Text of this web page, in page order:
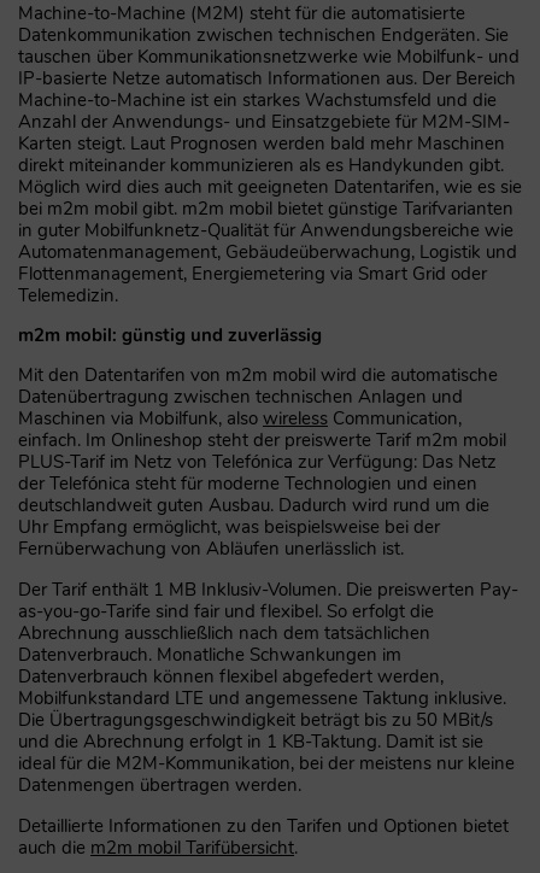
Machine-to-Machine (M2M) steht für die automatisierte
Datenkommunikation zwischen technischen Endgeräten. Sie
tauschen über Kommunikationsnetzwerke wie Mobilfunk- und
IP-basierte Netze automatisch Informationen aus. Der Bereich
Machine-to-Machine ist ein starkes Wachstumsfeld und die
Anzahl der Anwendungs- und Einsatzgebiete für M2M-SIM-
Karten steigt. Laut Prognosen werden bald mehr Maschinen
direkt miteinander kommunizieren als es Handykunden gibt.
Möglich wird dies auch mit geeigneten Datentarifen, wie es sie
bei m2m mobil gibt. m2m mobil bietet günstige Tarifvarianten
in guter Mobilfunknetz-Qualität für Anwendungsbereiche wie
Automatenmanagement, Gebäudeüberwachung, Logistik und
Flottenmanagement, Energiemetering via Smart Grid oder
Telemedizin.
m2m mobil: günstig und zuverlässig
Mit den Datentarifen von m2m mobil wird die automatische
Datenübertragung zwischen technischen Anlagen und
Maschinen via Mobilfunk, also wireless Communication,
einfach. Im Onlineshop steht der preiswerte Tarif m2m mobil
PLUS-Tarif im Netz von Telefónica zur Verfügung: Das Netz
der Telefónica steht für moderne Technologien und einen
deutschlandweit guten Ausbau. Dadurch wird rund um die
Uhr Empfang ermöglicht, was beispielsweise bei der
Fernüberwachung von Abläufen unerlässlich ist.
Der Tarif enthält 1 MB Inklusiv-Volumen. Die preiswerten Pay-
as-you-go-Tarife sind fair und flexibel. So erfolgt die
Abrechnung ausschließlich nach dem tatsächlichen
Datenverbrauch. Monatliche Schwankungen im
Datenverbrauch können flexibel abgefedert werden,
Mobilfunkstandard LTE und angemessene Taktung inklusive.
Die Übertragungsgeschwindigkeit beträgt bis zu 50 MBit/s
und die Abrechnung erfolgt in 1 KB-Taktung. Damit ist sie
ideal für die M2M-Kommunikation, bei der meistens nur kleine
Datenmengen übertragen werden.
Detaillierte Informationen zu den Tarifen und Optionen bietet
auch die m2m mobil Tarifübersicht.